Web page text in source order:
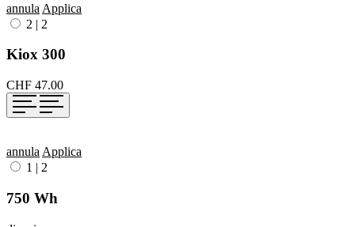
annula Applica
2 | 2
Kiox 300
CHF 47.00
annula Applica
1 | 2
750 Wh